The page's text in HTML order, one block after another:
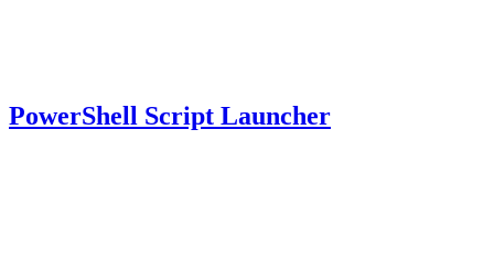
PowerShell Script Launcher